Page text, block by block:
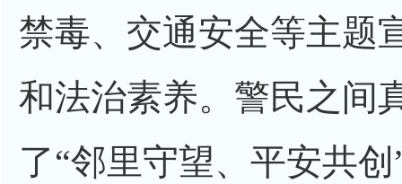
禁毒、交通安全等主题
和法治素养。警民之间
了“邻里守望、平安共